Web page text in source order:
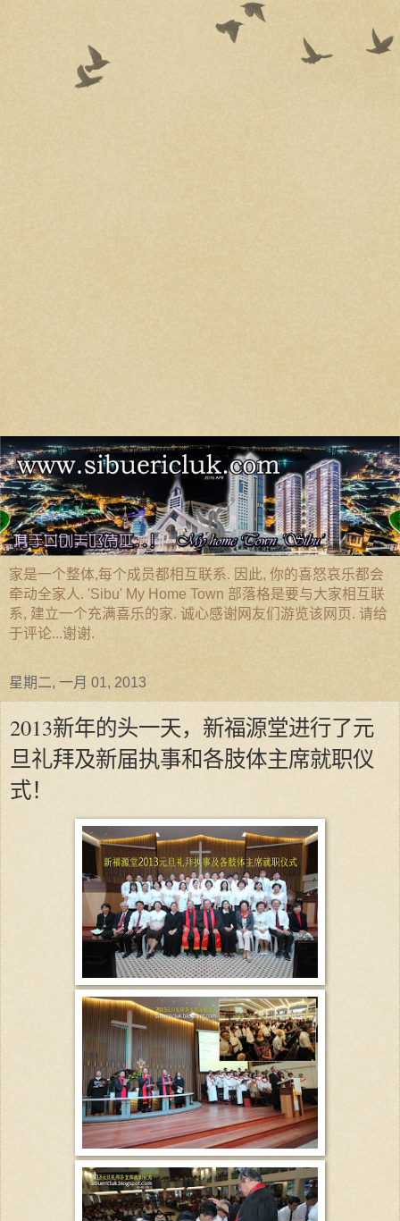
家是一个整体,每个成员都相互联系. 因此, 你的喜怒哀乐都会
牵动全家人. 'Sibu' My Home Town 部落格是要与大家相互联
系, 建立一个充满喜乐的家. 诚心感谢网友们游览该网页. 请给
于评论...谢谢.
星期二, 一月 01, 2013
2013新年的头一天，新福源堂进行了元
旦礼拜及新届执事和各肢体主席就职仪
式！